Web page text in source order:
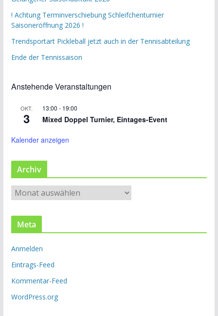
! Achtung Terminverschiebung Schleifchenturnier
Saisoneröffnung 2026 !
Trendsportart Pickleball jetzt auch in der Tennisabteilung
Ende der Tennissaison
Anstehende Veranstaltungen
OKT.
3
13:00 - 19:00
Mixed Doppel Turnier, Eintages-Event
Kalender anzeigen
Archiv
c
v
Meta
Anmelden
Eintrags-Feed
Kommentar-Feed
WordPress.org